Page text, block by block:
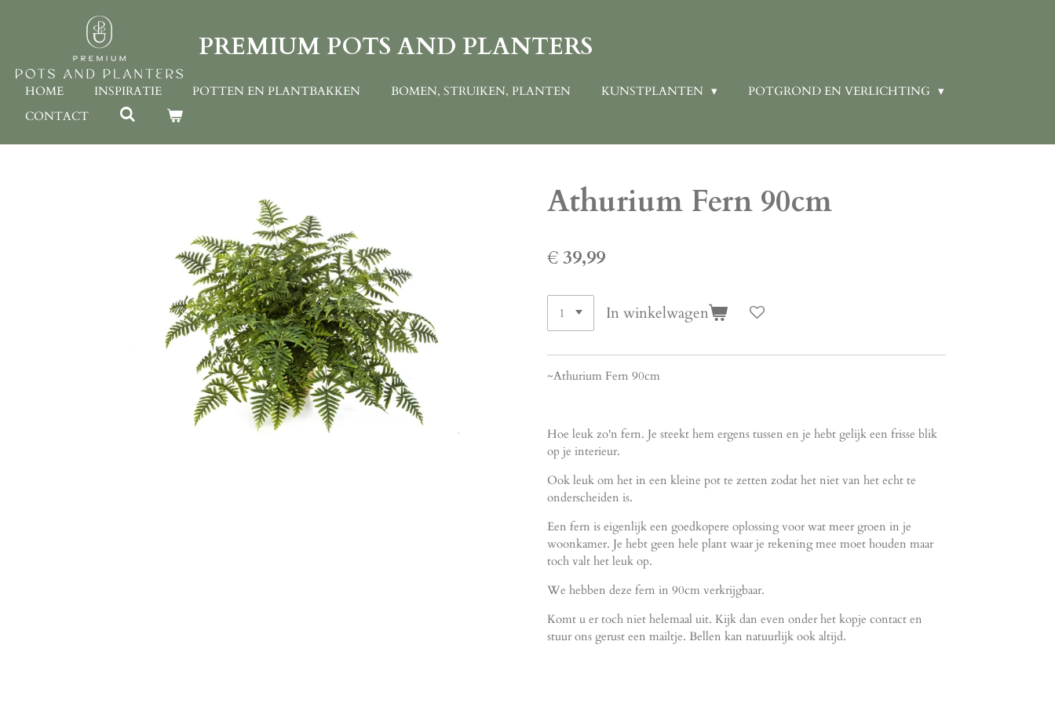
de
hoofdinhoud
PREMIUM POTS AND PLANTERS
HOME INSPIRATIE POTTEN EN PLANTBAKKEN BOMEN, STRUIKEN, PLANTEN KUNSTPLANTEN
POTGROND EN VERLICHTING
CONTACT
Athurium Fern 90cm
€ 39,99
In winkelwagen
~Athurium Fern 90cm
Hoe leuk zo'n fern. Je steekt hem ergens tussen en je hebt gelijk een frisse blik
op je interieur.
Ook leuk om het in een kleine pot te zetten zodat het niet van het echt te
onderscheiden is.
Een fern is eigenlijk een goedkopere oplossing voor wat meer groen in je
woonkamer. Je hebt geen hele plant waar je rekening mee moet houden maar
toch valt het leuk op.
We hebben deze fern in 90cm verkrijgbaar.
Komt u er toch niet helemaal uit. Kijk dan even onder het kopje contact en
stuur ons gerust een mailtje. Bellen kan natuurlijk ook altijd.